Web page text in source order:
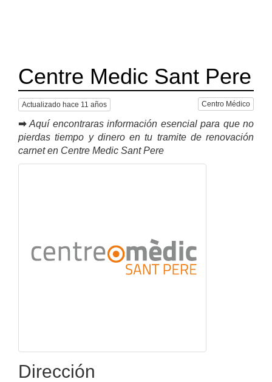
Centre Medic Sant Pere
Actualizado hace 11 años Centro Médico
➡ Aquí encontraras información esencial para que no
pierdas tiempo y dinero en tu tramite de renovación
carnet en Centre Medic Sant Pere
Dirección